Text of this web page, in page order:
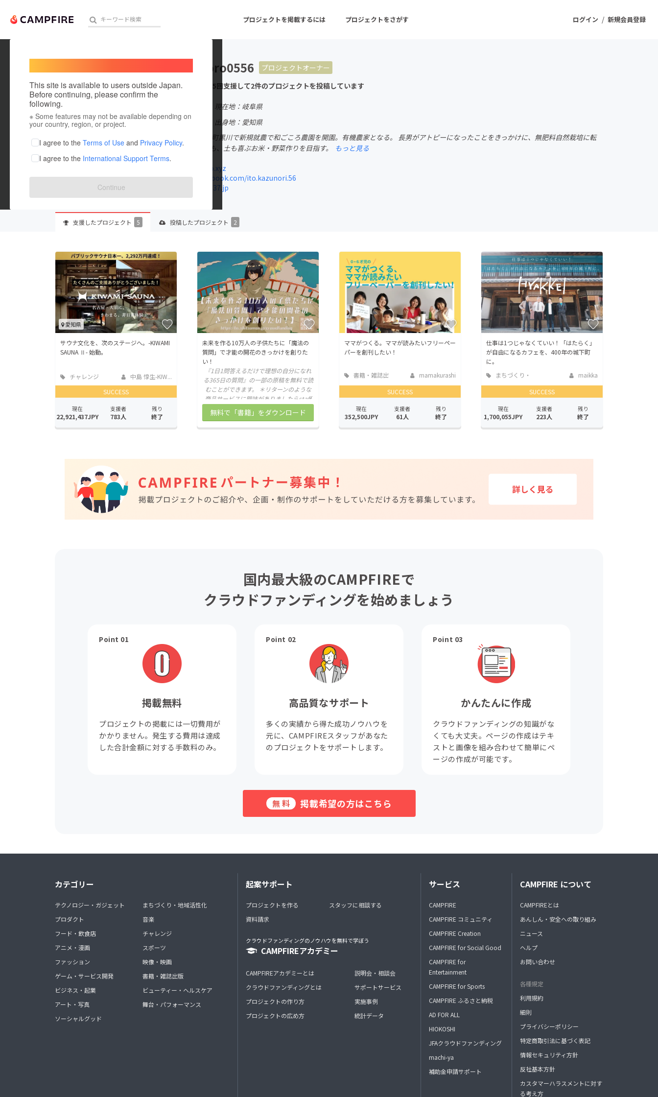
ログイン / 新規会員登録
プロジェクトを掲載するには プロジェクトをさがす
人気のプロジェクト 注目のリターン 注目の新着プロジェクト
アート・写真 音楽
テクノロジー・ガジェット
ゲーム・サービス開発 フード・飲食店
ファッション
映像・映画
ビジネス・起業
チャレンジ
まちづくり・地域活性化
CAMPFIREふるさと納税
machi-ya コミュニティ
This site is available to users outside Japan.
Before continuing, please confirm the
following.
※ Some features may not be available depending on
your country, region, or project.
I agree to the Terms of Use and Privacy Policy.
I agree to the International Support Terms.
Continue
wagokoro0556
プロジェクトオーナー
これまでに5回支援して2件のプロジェクトを投稿しています
現在地：岐阜県
出身国：日本
出身地：愛知県
2010年、白川町黒川で新規就農で和ごころ農園を開園。有機農家となる。 長男がアトピーになったことをきっかけに、無肥料自然栽培に転
換。身体も心も、土も喜ぶお米・野菜作りを目指す。
もっと見る
wagokoro.xyz
www.facebook.com/ito.kazunori.56
satoyama37.jp
支援したプロジェクト 5 投稿したプロジェクト 2
愛知県
サウナ文化を、次のステージへ。-KIWAMI
SAUNA Ⅱ- 始動。
チャレンジ
中島 惇生-KIW...
SUCCESS
現在
22,921,437JPY
支援者
783人
残り
終了
未来を作る10万人の子供たちに「魔法の
質問」で才能の開花のきっかけを創りた
い！
『1日1問答えるだけで理想の自分になれ
る365日の質問』の一部の原稿を無料で読
むことができます。 ＊リターンのような
商品サービスに興味がありましたらstaff
@mahoq.jpまでご相談ください。
無料で「書籍」をダウンロード
ママがつくる。ママが読みたいフリーペー
パーを創刊したい！
書籍・雑誌出
版
mamakurashi
SUCCESS
現在
352,500JPY
支援者
61人
残り
終了
仕事は1つじゃなくていい！「はたらく」
が自由になるカフェを、400年の城下町
に。
まちづくり・
地域活性化
maikka
SUCCESS
現在
1,700,055JPY
支援者
223人
残り
終了
国内最大級のCAMPFIREで
クラウドファンディングを始めましょう
Point 01
掲載無料
プロジェクトの掲載には一切費用が
かかりません。発生する費用は達成
した合計金額に対する手数料のみ。
Point 02
高品質なサポート
多くの実績から得た成功ノウハウを
元に、CAMPFIREスタッフがあなた
のプロジェクトをサポートします。
Point 03
かんたんに作成
クラウドファンディングの知識がな
くても大丈夫。ページの作成はテキ
ストと画像を組み合わせて簡単にペ
ージの作成が可能です。
無料 掲載希望の方はこちら
カテゴリー
テクノロジー・ガジェット
プロダクト
フード・飲食店
アニメ・漫画
ファッション
ゲーム・サービス開発
ビジネス・起業
アート・写真
ソーシャルグッド
まちづくり・地域活性化
音楽
チャレンジ
スポーツ
映像・映画
書籍・雑誌出版
ビューティー・ヘルスケア
舞台・パフォーマンス
起案サポート
プロジェクトを作る
資料請求
スタッフに相談する
クラウドファンディングのノウハウを無料で学ぼう
CAMPFIREアカデミー
CAMPFIREアカデミーとは
クラウドファンディングとは
プロジェクトの作り方
プロジェクトの広め方
説明会・相談会
サポートサービス
実施事例
統計データ
サービス
CAMPFIRE
CAMPFIRE コミュニティ
CAMPFIRE Creation
CAMPFIRE for Social Good
CAMPFIRE for
Entertainment
CAMPFIRE for Sports
CAMPFIRE ふるさと納税
AD FOR ALL
HIOKOSHI
JFAクラウドファンディング
machi-ya
補助金申請サポート
CAMPFIRE について
CAMPFIREとは
あんしん・安全への取り組み
ニュース
ヘルプ
お問い合わせ
各種規定
利用規約
細則
プライバシーポリシー
特定商取引法に基づく表記
情報セキュリティ方針
反社基本方針
カスタマーハラスメントに対す
る考え方